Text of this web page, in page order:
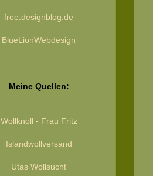
free.designblog.de
BlueLionWebdesign
Meine Quellen:
Wollknoll - Frau Fritz
Islandwollversand
Utas Wollsucht